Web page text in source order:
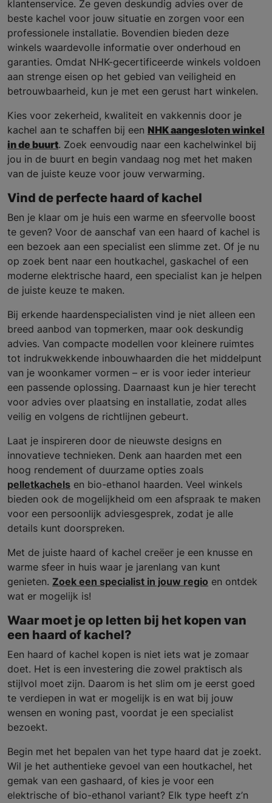
klantenservice. Ze geven deskundig advies over de
beste kachel voor jouw situatie en zorgen voor een
professionele installatie. Bovendien bieden deze
winkels waardevolle informatie over onderhoud en
garanties. Omdat NHK-gecertificeerde winkels voldoen
aan strenge eisen op het gebied van veiligheid en
betrouwbaarheid, kun je met een gerust hart winkelen.
Kies voor zekerheid, kwaliteit en vakkennis door je
kachel aan te schaffen bij een NHK aangesloten winkel
in de buurt. Zoek eenvoudig naar een kachelwinkel bij
jou in de buurt en begin vandaag nog met het maken
van de juiste keuze voor jouw verwarming.
Vind de perfecte haard of kachel
Ben je klaar om je huis een warme en sfeervolle boost
te geven? Voor de aanschaf van een haard of kachel is
een bezoek aan een specialist een slimme zet. Of je nu
op zoek bent naar een houtkachel, gaskachel of een
moderne elektrische haard, een specialist kan je helpen
de juiste keuze te maken.
Bij erkende haardenspecialisten vind je niet alleen een
breed aanbod van topmerken, maar ook deskundig
advies. Van compacte modellen voor kleinere ruimtes
tot indrukwekkende inbouwhaarden die het middelpunt
van je woonkamer vormen – er is voor ieder interieur
een passende oplossing. Daarnaast kun je hier terecht
voor advies over plaatsing en installatie, zodat alles
veilig en volgens de richtlijnen gebeurt.
Laat je inspireren door de nieuwste designs en
innovatieve technieken. Denk aan haarden met een
hoog rendement of duurzame opties zoals
pelletkachels en bio-ethanol haarden. Veel winkels
bieden ook de mogelijkheid om een afspraak te maken
voor een persoonlijk adviesgesprek, zodat je alle
details kunt doorspreken.
Met de juiste haard of kachel creëer je een knusse en
warme sfeer in huis waar je jarenlang van kunt
genieten. Zoek een specialist in jouw regio en ontdek
wat er mogelijk is!
Waar moet je op letten bij het kopen van
een haard of kachel?
Een haard of kachel kopen is niet iets wat je zomaar
doet. Het is een investering die zowel praktisch als
stijlvol moet zijn. Daarom is het slim om je eerst goed
te verdiepen in wat er mogelijk is en wat bij jouw
wensen en woning past, voordat je een specialist
bezoekt.
Begin met het bepalen van het type haard dat je zoekt.
Wil je het authentieke gevoel van een houtkachel, het
gemak van een gashaard, of kies je voor een
elektrische of bio-ethanol variant? Elk type heeft z’n